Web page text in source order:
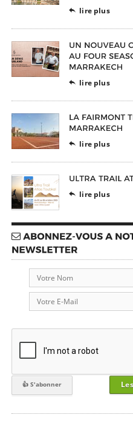
 lire plus
 lire plus
 lire plus
 lire plus